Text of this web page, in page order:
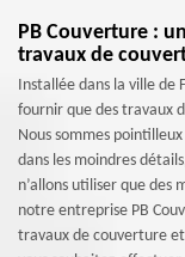
PB Couverture :
travaux de
Installée dans la ville de
fournir que des travaux
Nous sommes
dans les moindres
n’allons utiliser que des
notre entreprise PB
travaux de couverture